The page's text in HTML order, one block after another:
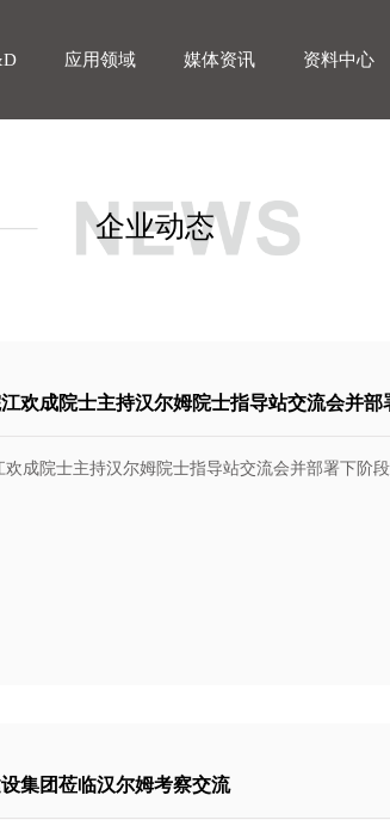
应用领域 媒体资讯 资料中心
企业动态
欢成院士主持汉尔姆院士指导站交流会并
欢成院士主持汉尔姆院士指导站交流会并部署下阶
集团莅临汉尔姆考察交流